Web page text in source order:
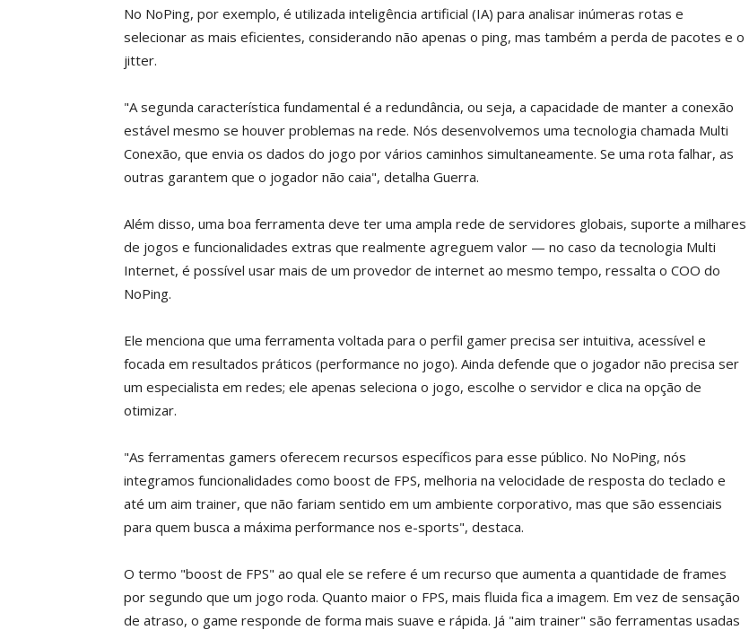
No NoPing, por exemplo, é utilizada inteligência artificial (IA) para analisar inúmeras rotas e
selecionar as mais eficientes, considerando não apenas o ping, mas também a perda de pacotes e o
jitter.
"A segunda característica fundamental é a redundância, ou seja, a capacidade de manter a conexão
estável mesmo se houver problemas na rede. Nós desenvolvemos uma tecnologia chamada Multi
Conexão, que envia os dados do jogo por vários caminhos simultaneamente. Se uma rota falhar, as
outras garantem que o jogador não caia", detalha Guerra.
Além disso, uma boa ferramenta deve ter uma ampla rede de servidores globais, suporte a milhares
de jogos e funcionalidades extras que realmente agreguem valor — no caso da tecnologia Multi
Internet, é possível usar mais de um provedor de internet ao mesmo tempo, ressalta o COO do
NoPing.
Ele menciona que uma ferramenta voltada para o perfil gamer precisa ser intuitiva, acessível e
focada em resultados práticos (performance no jogo). Ainda defende que o jogador não precisa ser
um especialista em redes; ele apenas seleciona o jogo, escolhe o servidor e clica na opção de
otimizar.
"As ferramentas gamers oferecem recursos específicos para esse público. No NoPing, nós
integramos funcionalidades como boost de FPS, melhoria na velocidade de resposta do teclado e
até um aim trainer, que não fariam sentido em um ambiente corporativo, mas que são essenciais
para quem busca a máxima performance nos e-sports", destaca.
O termo "boost de FPS" ao qual ele se refere é um recurso que aumenta a quantidade de frames
por segundo que um jogo roda. Quanto maior o FPS, mais fluida fica a imagem. Em vez de sensação
de atraso, o game responde de forma mais suave e rápida. Já "aim trainer" são ferramentas usadas